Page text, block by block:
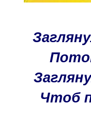
Заглянул
Чтоб